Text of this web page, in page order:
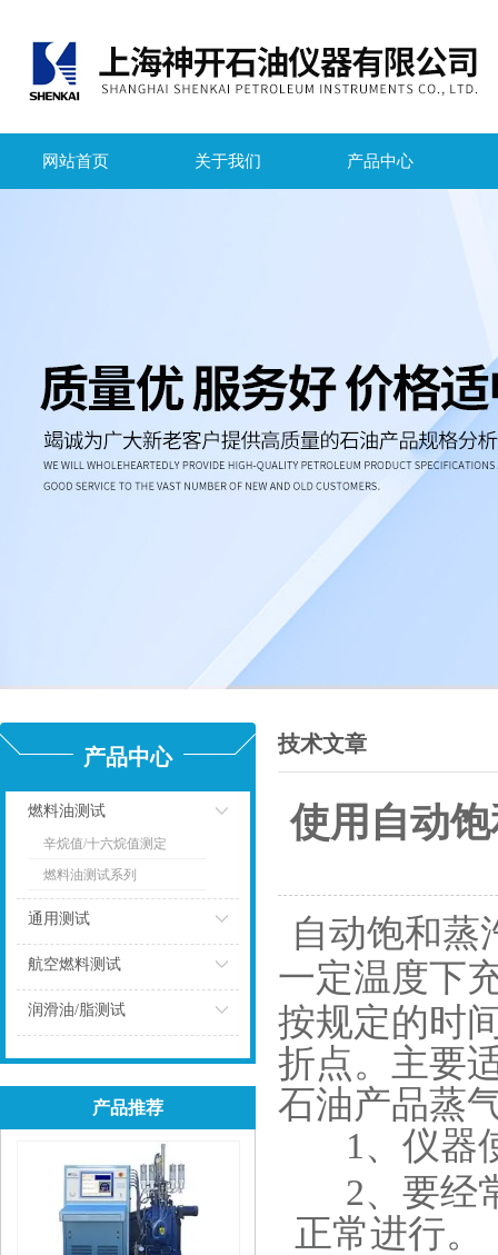
网站首页 关于我们 产品中心
产品中心
燃料油测试
点击
辛烷值/十六烷值测定
燃料油测试系列
通用测试
航空燃料测试
润滑油/脂测试
产品推荐
技术文章
使用自动
自动饱和蒸
一定温度下
按规定的时
折点。主要
石油产品蒸
1 、仪器
2、要经
正常进行。